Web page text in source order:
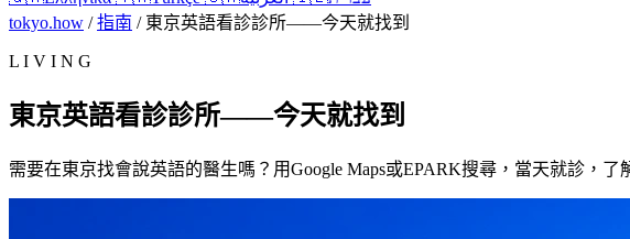
tokyo.how / 指南 / 東京英語看診診所——今天就找到
L I V I N G
東京英語看診診所——今天就找到
需要在東京找會說英語的醫生嗎？用Google Maps或EPARK搜尋，當天就診，了